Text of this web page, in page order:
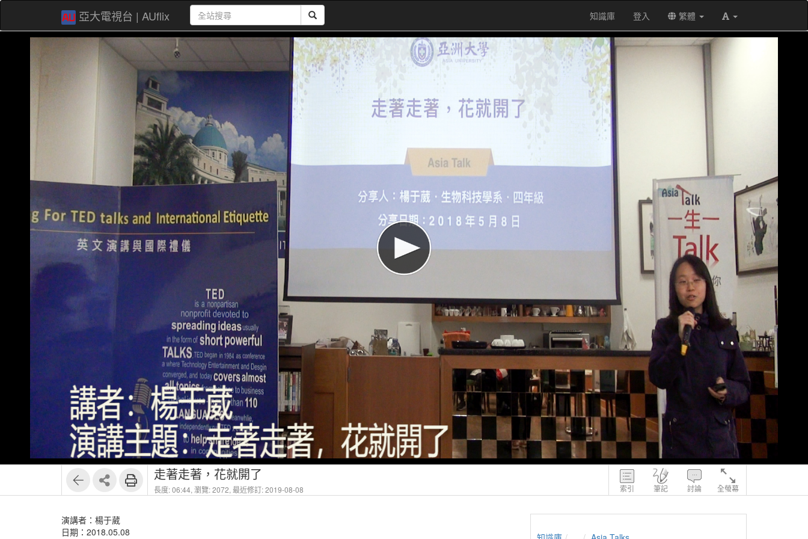
亞大電視台 | AUflix 知識庫 登入 繁體
索引 筆記 討論 全螢幕
走著走著，花就開了
長度: 06:44, 瀏覽: 2072, 最近修訂: 2019-08-08
演講者：楊于葳
日期：2018.05.08